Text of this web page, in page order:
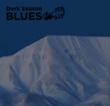
Hopp
til
innhold